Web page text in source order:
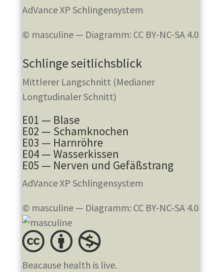
AdVance XP Schlingensystem
© masculine — Diagramm: CC BY-NC-SA 4.0
Schlinge seitlichsblick
Mittlerer Langschnitt (Medianer
Longtudinaler Schnitt)
E01 — Blase
E02 — Schamknochen
E03 — Harnröhre
E04 — Wasserkissen
E05 — Nerven und Gefäßstrang
AdVance XP Schlingensystem
© masculine — Diagramm: CC BY-NC-SA 4.0
Beacause health is live.